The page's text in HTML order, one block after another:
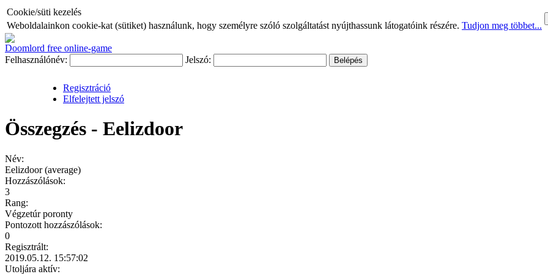
Cookie/süti kezelés
Weboldalainkon cookie-kat (sütiket) használunk, hogy személyre szóló szolgáltatást nyújthassunk látogatóink részére. Tudjon meg többet...
Doomlord free online-game
Felhasználónév:
Jelszó:
Regisztráció
Elfelejtett jelszó
Összegzés - Eelizdoor
Név:
Eelizdoor (average)
Hozzászólások:
3
Rang:
Végzetúr poronty
Pontozott hozzászólások:
0
Regisztrált:
2019.05.12. 15:57:02
Utoljára aktív: